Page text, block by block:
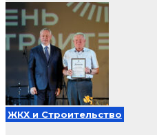
ЖКХ и Строительство